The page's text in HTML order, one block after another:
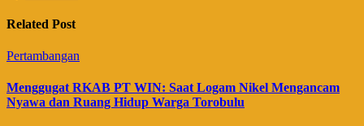
Related Post
Pertambangan
Menggugat RKAB PT WIN: Saat Logam Nikel Mengancam
Nyawa dan Ruang Hidup Warga Torobulu